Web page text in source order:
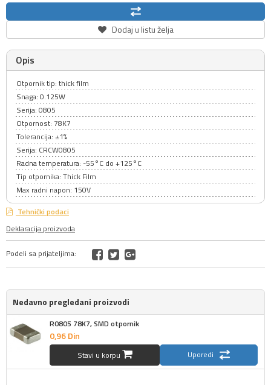
Dodaj u listu želja
Opis
Otpornik tip: thick film
Snaga: 0.125W
Serija: 0805
Otpornost: 78K7
Tolerancija: ±1%
Serija: CRCW0805
Radna temperatura: -55°C do +125°C
Tip otpornika: Thick Film
Max radni napon: 150V
Tehnički podaci
Deklaracija proizvoda
Podeli sa prijateljima:
Nedavno pregledani proizvodi
R0805 78K7, SMD otpornik
0,96Din
Stavi u korpu Uporedi